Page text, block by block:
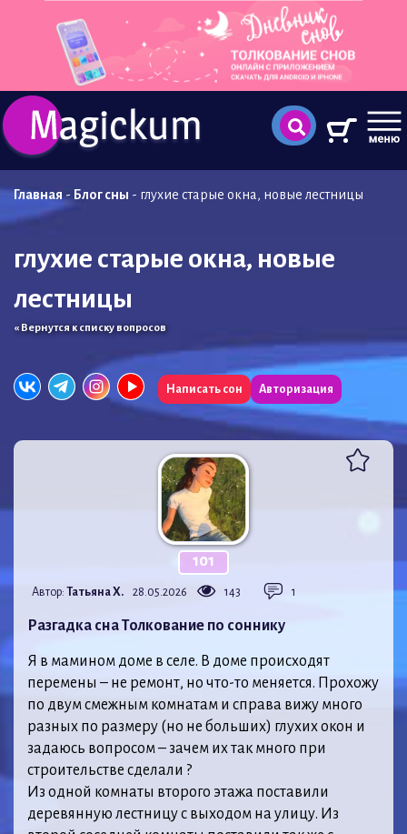
Главная - Блог сны - глухие старые окна, новые лестницы
глухие старые окна, новые
лестницы
« Вернутся к списку вопросов
Написать сон Авторизация
101
Автор: Татьяна Х. 28.05.2026 143 1
Разгадка сна Толкование по соннику
Я в мамином доме в селе. В доме происходят
перемены – не ремонт, но что-то меняется. Прохожу
по двум смежным комнатам и справа вижу много
разных по размеру (но не больших) глухих окон и
задаюсь вопросом – зачем их так много при
строительстве сделали ?
Из одной комнаты второго этажа поставили
деревянную лестницу с выходом на улицу. Из